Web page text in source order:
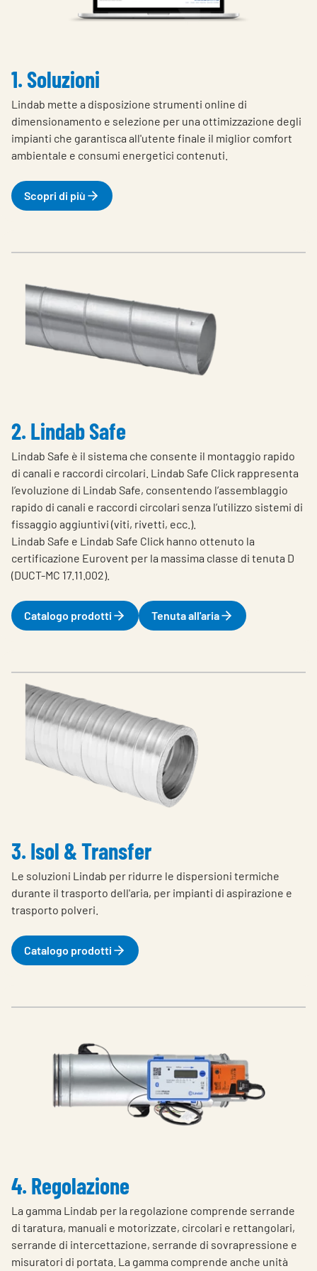
1. Soluzioni
Lindab mette a disposizione strumenti online di
dimensionamento e selezione per una ottimizzazione degli
impianti che garantisca all'utente finale il miglior comfort
ambientale e consumi energetici contenuti.
Scopri di più
2. Lindab Safe
Lindab Safe è il sistema che consente il montaggio rapido
di canali e raccordi circolari. Lindab Safe Click rappresenta
l’evoluzione di Lindab Safe, consentendo l’assemblaggio
rapido di canali e raccordi circolari senza l’utilizzo sistemi di
fissaggio aggiuntivi (viti, rivetti, ecc.).
Lindab Safe e Lindab Safe Click hanno ottenuto la
certificazione Eurovent per la massima classe di tenuta D
(DUCT-MC 17.11.002).
Catalogo prodotti Tenuta all'aria
3. Isol & Transfer
Le soluzioni Lindab per ridurre le dispersioni termiche
durante il trasporto dell'aria, per impianti di aspirazione e
trasporto polveri.
Catalogo prodotti
4. Regolazione
La gamma Lindab per la regolazione comprende serrande
di taratura, manuali e motorizzate, circolari e rettangolari,
serrande di intercettazione, serrande di sovrapressione e
misuratori di portata. La gamma comprende anche unità